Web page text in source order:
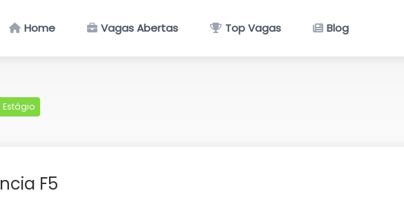
Home Vagas Abertas Top Vagas Blog
Estágio
F5